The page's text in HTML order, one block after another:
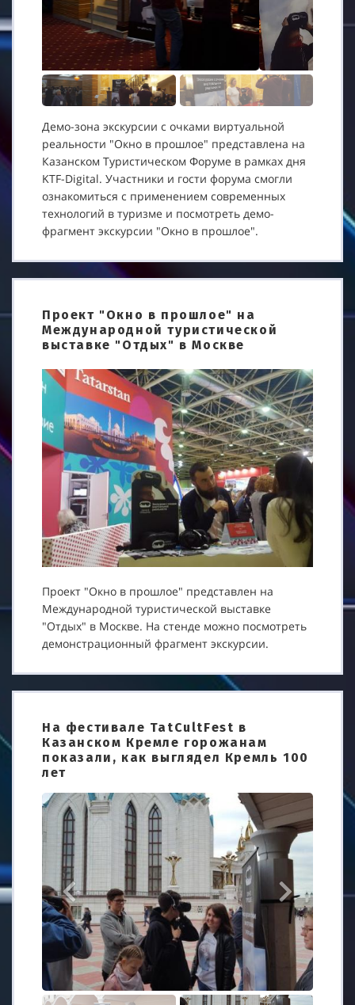
Демо-зона экскурсии с очками виртуальной
реальности "Окно в прошлое" представлена на
Казанском Туристическом Форуме в рамках дня
KTF-Digital. Участники и гости форума смогли
ознакомиться с применением современных
технологий в туризме и посмотреть демо-
фрагмент экскурсии "Окно в прошлое".
Проект "Окно в прошлое" на
Международной туристической
выставке "Отдых" в Москве
Проект "Окно в прошлое" представлен на
Международной туристической выставке
"Отдых" в Москве. На стенде можно посмотреть
демонстрационный фрагмент экскурсии.
На фестивале TatCultFest в
Казанском Кремле горожанам
показали, как выглядел Кремль 100
лет